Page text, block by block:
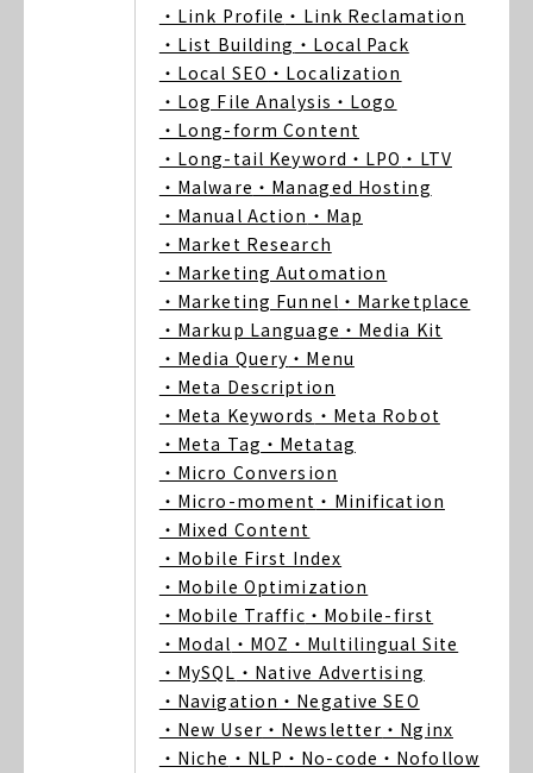
・Link Profile ・Link Reclamation
・List Building ・Local Pack
・Local SEO ・Localization
・Log File Analysis ・Logo
・Long-form Content
・Long-tail Keyword ・LPO ・LTV
・Malware ・Managed Hosting
・Manual Action ・Map
・Market Research
・Marketing Automation
・Marketing Funnel ・Marketplace
・Markup Language ・Media Kit
・Media Query ・Menu
・Meta Description
・Meta Keywords ・Meta Robot
・Meta Tag ・Metatag
・Micro Conversion
・Micro-moment ・Minification
・Mixed Content
・Mobile First Index
・Mobile Optimization
・Mobile Traffic ・Mobile-first
・Modal ・MOZ ・Multilingual Site
・MySQL ・Native Advertising
・Navigation ・Negative SEO
・New User ・Newsletter ・Nginx
・Niche ・NLP ・No-code ・Nofollow